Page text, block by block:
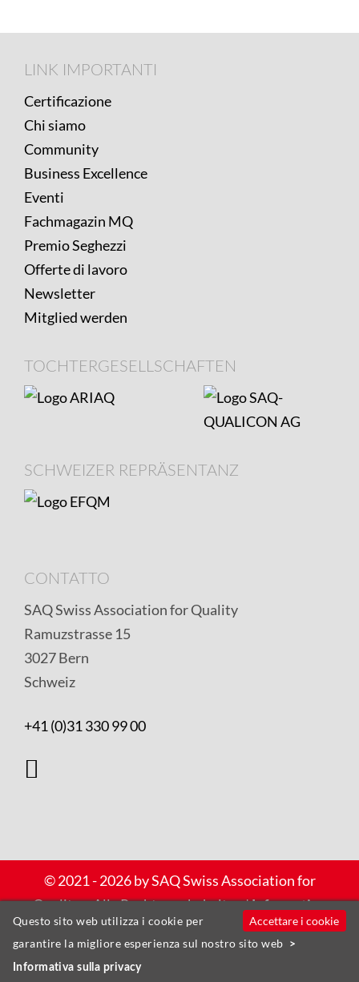
LINK
LINK IMPORTANTI
Certificazione
Chi siamo
Community
Business Excellence
Eventi
Fachmagazin MQ
Premio Seghezzi
Offerte di lavoro
Newsletter
Mitglied werden
TOCHTERGESELLSCHAFTEN
SCHWEIZER REPRÄSENTANZ
CONTATTO
SAQ Swiss Association for Quality
Ramuzstrasse 15
3027 Bern
Schweiz
+41 (0)31 330 99 00
Copyright
e
privacy
© 2021 - 2026 by SAQ Swiss Association for
Quality – Alle Rechte vorbehalten |Informativa
sulla Privacy
Website by
Accettare i cookie
Questo sito web utilizza i cookie per
garantire la migliore esperienza sul nostro sito web
Informativa sulla privacy